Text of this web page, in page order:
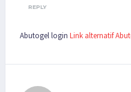
REPLY
Abutogel login Link alternatif